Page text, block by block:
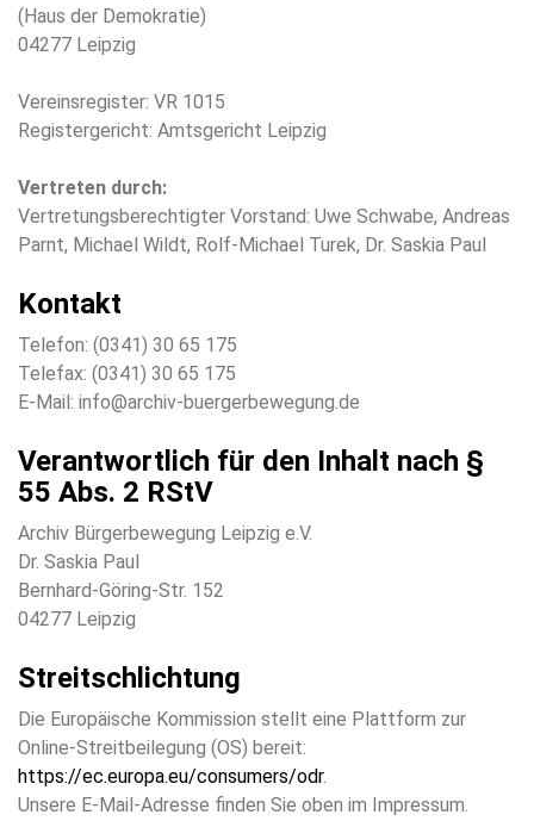
(Haus der Demokratie)
04277 Leipzig
Vereinsregister: VR 1015
Registergericht: Amtsgericht Leipzig
Vertreten durch:
Vertretungsberechtigter Vorstand: Uwe Schwabe, Andreas
Parnt, Michael Wildt, Rolf-Michael Turek, Dr. Saskia Paul
Kontakt
Telefon: (0341) 30 65 175
Telefax: (0341) 30 65 175
E-Mail: info@archiv-buergerbewegung.de
Verantwortlich für den Inhalt nach §
55 Abs. 2 RStV
Archiv Bürgerbewegung Leipzig e.V.
Dr. Saskia Paul
Bernhard-Göring-Str. 152
04277 Leipzig
Streitschlichtung
Die Europäische Kommission stellt eine Plattform zur
Online-Streitbeilegung (OS) bereit:
https://ec.europa.eu/consumers/odr.
Unsere E-Mail-Adresse finden Sie oben im Impressum.